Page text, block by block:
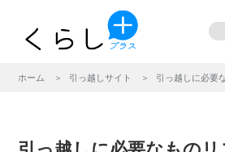
ホーム 引っ越しサイト 引っ越しに必要